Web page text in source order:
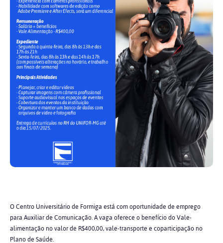
O Centro Universitário de Formiga está com oportunidade de emprego
para Auxiliar de Comunicação. A vaga oferece o benefício do Vale-
alimentação no valor de R$400,00, vale-transporte e coparticipação no
Plano de Saúde.